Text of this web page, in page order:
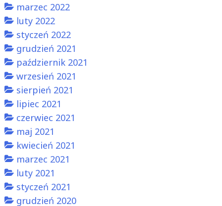
marzec 2022
luty 2022
styczeń 2022
grudzień 2021
październik 2021
wrzesień 2021
sierpień 2021
lipiec 2021
czerwiec 2021
maj 2021
kwiecień 2021
marzec 2021
luty 2021
styczeń 2021
grudzień 2020